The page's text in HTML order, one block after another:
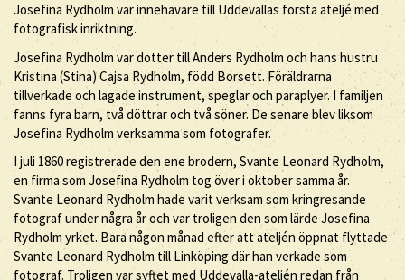
Josefina Rydholm var innehavare till Uddevallas första ateljé med
fotografisk inriktning.
Josefina Rydholm var dotter till Anders Rydholm och hans hustru
Kristina (Stina) Cajsa Rydholm, född Borsett. Föräldrarna
tillverkade och lagade instrument, speglar och paraplyer. I familjen
fanns fyra barn, två döttrar och två söner. De senare blev liksom
Josefina Rydholm verksamma som fotografer.
I juli 1860 registrerade den ene brodern, Svante Leonard Rydholm,
en firma som Josefina Rydholm tog över i oktober samma år.
Svante Leonard Rydholm hade varit verksam som kringresande
fotograf under några år och var troligen den som lärde Josefina
Rydholm yrket. Bara någon månad efter att ateljén öppnat flyttade
Svante Leonard Rydholm till Linköping där han verkade som
fotograf. Troligen var syftet med Uddevalla-ateljén redan från